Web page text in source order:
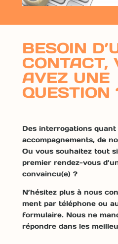
BESOIN
CONTACT,
AVEZ UNE
QUESTION
Des inter­ro­ga­tions
accom­pa­g­ne­ments, de
Ou vous souhaitez tout
pre­mier ren­dez-vous
convaincu(e) ?
N’hésitez plus à nous
ment par télé­phone ou
for­mu­laire. Nous ne
répon­dre dans les